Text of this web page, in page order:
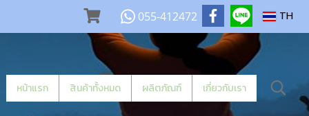
055-412472 TH
หน้าแรก สินค้าทั้งหมด ผลิตภัณฑ์ เกี่ยวกับเรา